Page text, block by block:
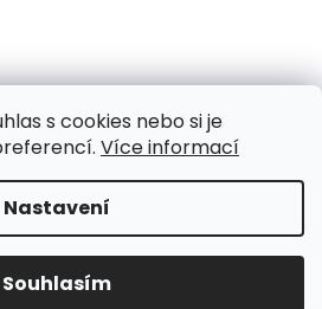
s cookies nebo si je
Více informací
Nastavení
Souhlasím